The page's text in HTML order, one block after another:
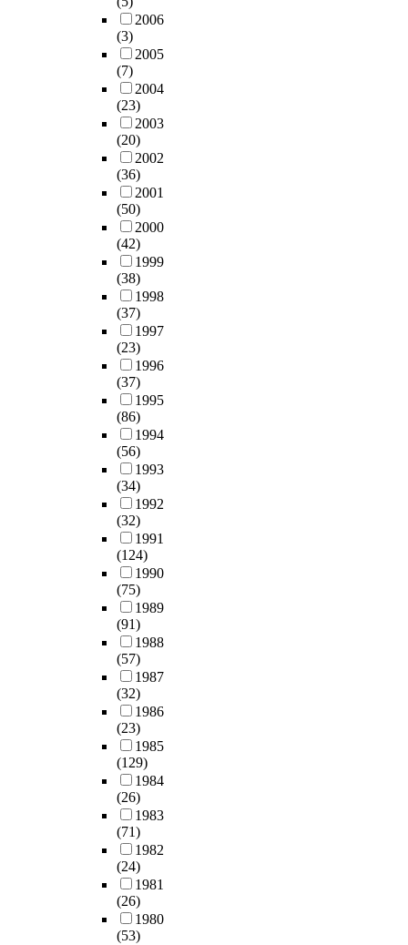
2006
(3)
2005
(7)
2004
(23)
2003
(20)
2002
(36)
2001
(50)
2000
(42)
1999
(38)
1998
(37)
1997
(23)
1996
(37)
1995
(86)
1994
(56)
1993
(34)
1992
(32)
1991
(124)
1990
(75)
1989
(91)
1988
(57)
1987
(32)
1986
(23)
1985
(129)
1984
(26)
1983
(71)
1982
(24)
1981
(26)
1980
(53)